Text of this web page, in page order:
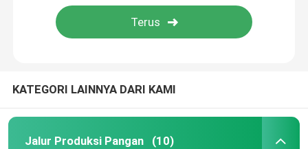
KATEGORI LAINNYA DARI KAMI
Jalur Produksi Pangan (10)